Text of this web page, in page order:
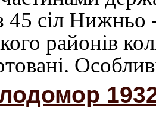
45 сіл Нижньо
районів